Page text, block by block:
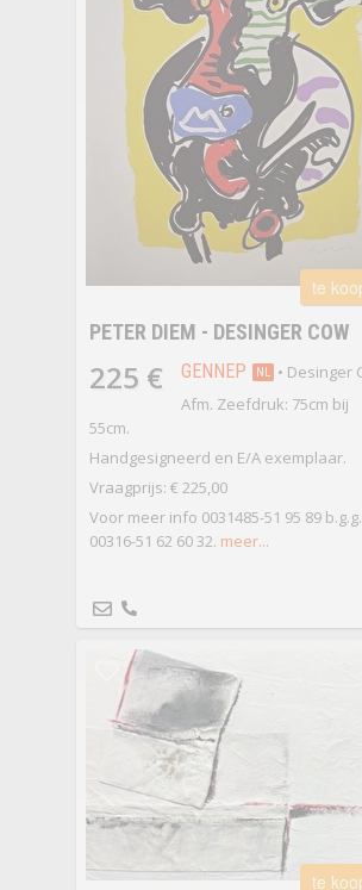
te
PETER DIEM - DESINGER COW
225 € GENNEP NL • Desinger
Afm. Zeefdruk: 75cm bij
55cm.
Handgesigneerd en E/A exemplaar.
Vraagprijs: € 225,00
Voor meer info 0031485-51 95 89 b.g.g.
00316-51 62 60 32. meer...
te